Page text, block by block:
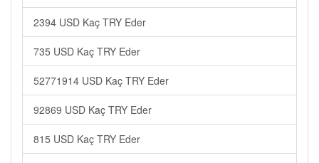
2394 USD Kaç TRY Eder
735 USD Kaç TRY Eder
52771914 USD Kaç TRY Eder
92869 USD Kaç TRY Eder
815 USD Kaç TRY Eder